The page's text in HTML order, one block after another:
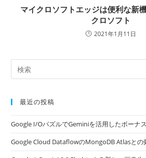
マイクロソフトエッジは便利な新
クロソフト
2021年1月11日
最近の投稿
Google I/OパズルでGeminiを活用したボーナ
Google Cloud DataflowのMongoDB Atlasとの